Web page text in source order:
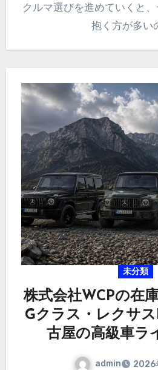
クルマ選びを進めていくと
抱く方が多い
未分類
株式会社WCPの在
Gクラス・レクサ
古屋の高級車ラ
admin
2026